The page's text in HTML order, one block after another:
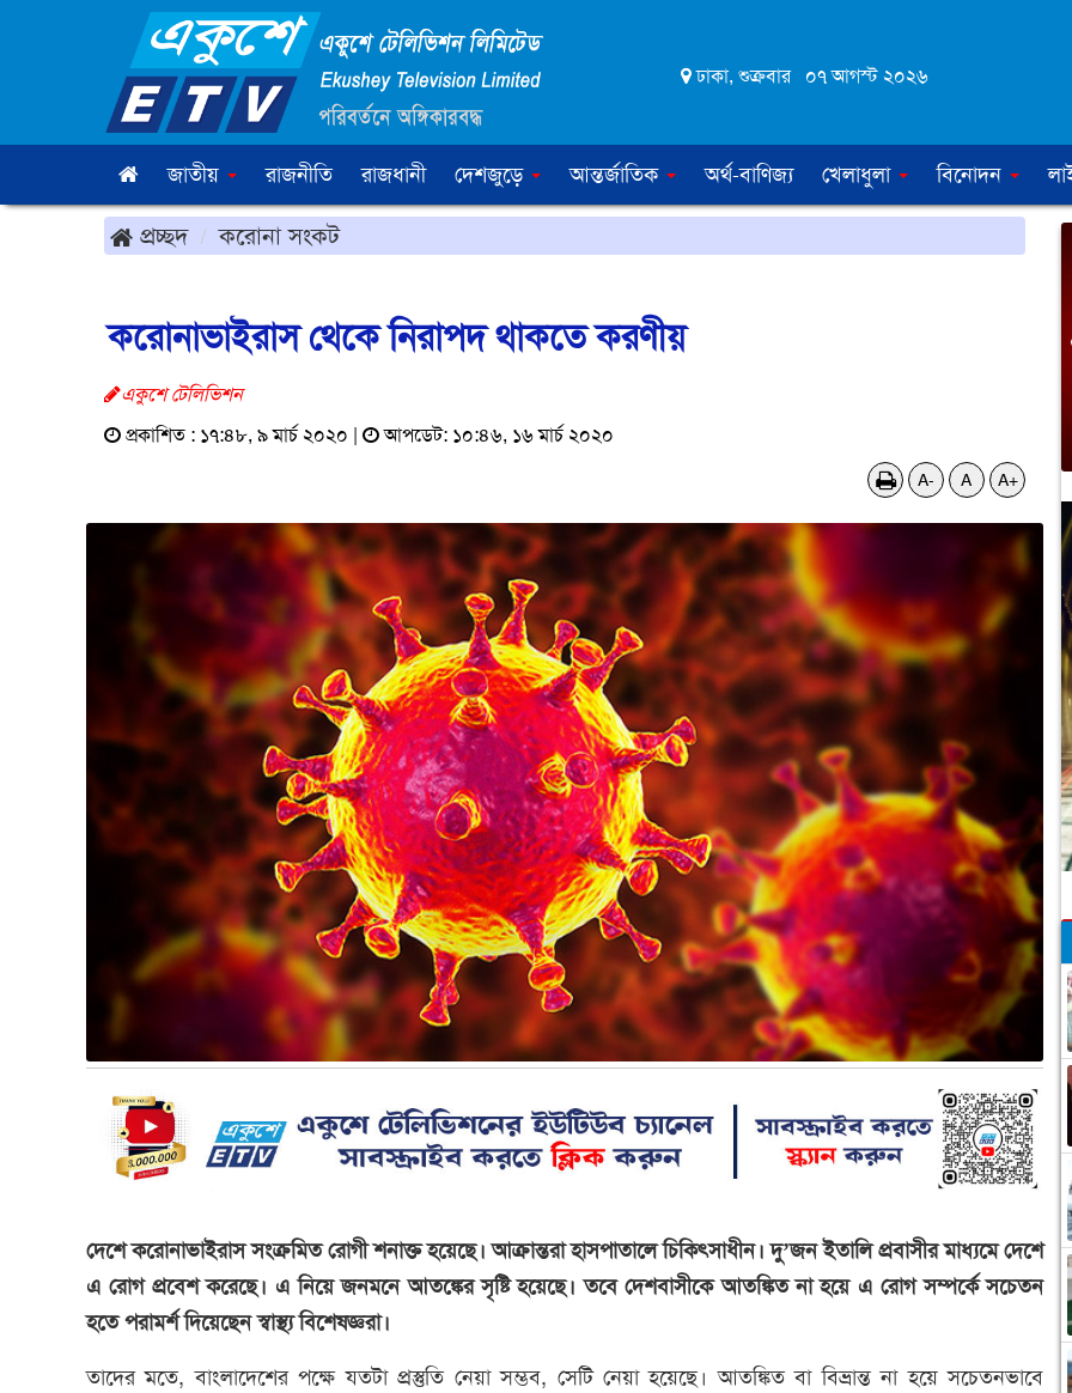
ঢাকা, শুক্রবার ০৭ আগস্ট ২০২৬
জাতীয় রাজনীতি রাজধানী দেশজুড়ে আন্তর্জাতিক অর্থ-বাণিজ্য খেলাধুলা বিনোদন
প্রচ্ছদ করোনা সংকট
করোনাভাইরাস থেকে নিরাপদ থাকতে করণীয়
একুশে টেলিভিশন
প্রকাশিত : ১৭:৪৮, ৯ মার্চ ২০২০ |
আপডেট: ১০:৪৬, ১৬ মার্চ ২০২০
A- A A+
দেশে করোনাভাইরাস সংক্রমিত রোগী শনাক্ত হয়েছে। আক্রান্তরা হাসপাতালে চিকিৎসাধীন। দু’জন ইতালি প্রবাসীর মাধ্যমে দেশে
এ রোগ প্রবেশ করেছে। এ নিয়ে জনমনে আতঙ্কের সৃষ্টি হয়েছে। তবে দেশবাসীকে আতঙ্কিত না হয়ে এ রোগ সম্পর্কে সচেতন
হতে পরামর্শ দিয়েছেন স্বাস্থ্য বিশেষজ্ঞরা।
তাদের মতে, বাংলাদেশের পক্ষে যতটা প্রস্তুতি নেয়া সম্ভব, সেটি নেয়া হয়েছে। আতঙ্কিত বা বিভ্রান্ত না হয়ে সচেতনভাবে